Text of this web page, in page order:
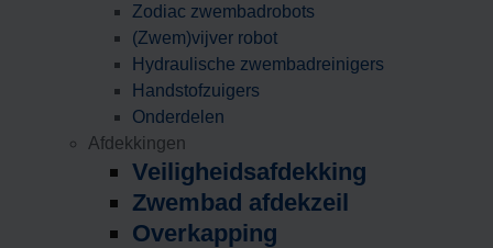
Zodiac zwembadrobots
(Zwem)vijver robot
Hydraulische zwembadreinigers
Handstofzuigers
Onderdelen
Afdekkingen
Veiligheidsafdekking
Zwembad afdekzeil
Overkapping